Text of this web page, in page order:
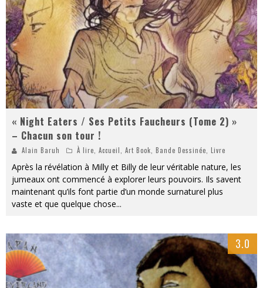
« Night Eaters / Ses Petits Faucheurs (Tome 2) »
– Chacun son tour !
Alain Baruh À lire, Accueil, Art Book, Bande Dessinée, Livre
Après la révélation à Milly et Billy de leur véritable nature, les
jumeaux ont commencé à explorer leurs pouvoirs. Ils savent
maintenant qu’ils font partie d’un monde surnaturel plus
vaste et que quelque chose...
3.0